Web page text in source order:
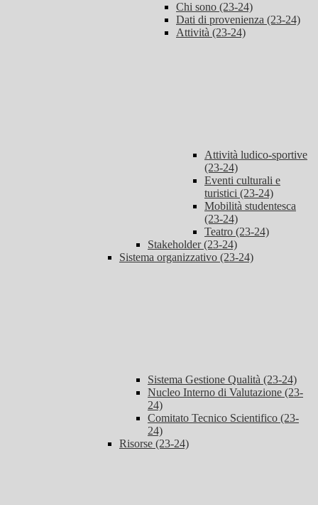
Chi sono (23-24)
Dati di provenienza (23-24)
Attività (23-24)
Attività ludico-sportive
(23-24)
Eventi culturali e
turistici (23-24)
Mobilità studentesca
(23-24)
Teatro (23-24)
Stakeholder (23-24)
Sistema organizzativo (23-24)
Sistema Gestione Qualità (23-24)
Nucleo Interno di Valutazione (23-
24)
Comitato Tecnico Scientifico (23-
24)
Risorse (23-24)